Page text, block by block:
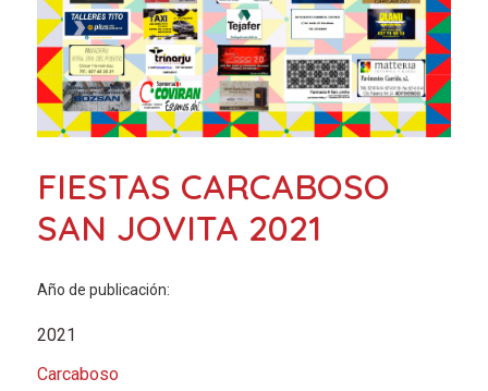
FIESTAS CARCABOSO
SAN JOVITA 2021
Año de publicación:
2021
Carcaboso